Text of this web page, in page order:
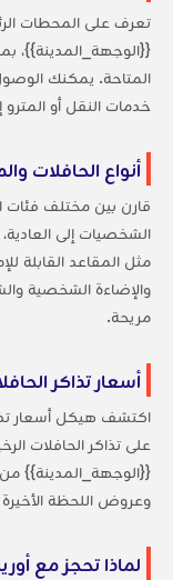
تعرف على المحطات
{{الوجهة_المدينة}}،
المتاحة. يمكنك
خدمات النقل أو المترو
أنواع الحافلات
قارن بين مختلف فئات
الشخصيات إلى
مثل المقاعد القابلة
مريحة.
أسعار تذاكر
اكتشف هيكل أسعار
على تذاكر الحافلات
{{الوجهة_المدينة}} من
وعروض اللحظة الأخيرة
لماذا تحجز مع